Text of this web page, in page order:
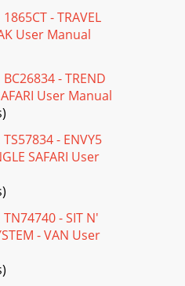
- TRAVEL
User Manual
- TREND
User Manual
- ENVY5
SAFARI User
- SIT N'
- VAN User